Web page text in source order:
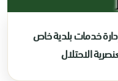
خدمات بلدية خاص